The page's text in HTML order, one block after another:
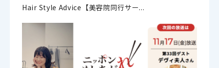
Hair Style Advice【美容院同行サー...